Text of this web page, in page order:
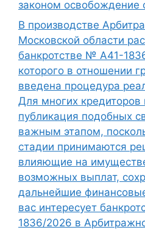
законом освобождение
В производстве
Московской области
банкротстве № А41-
которого в отношении
введена процедура
Для многих
публикация подобных
важным этапом,
стадии принимаются
влияющие на
возможных выплат,
дальнейшие
вас интересует
1836/2026 в